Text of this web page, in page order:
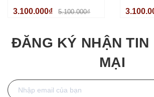
Xoay Kim Loại Màu Silver
3.100.000₫ 5.100.000₫
Benzel
ĐĂNG KÝ NHẬN TIN
MẠI